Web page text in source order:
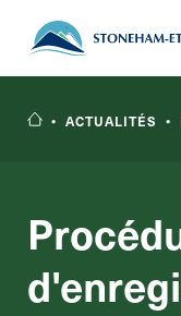
RECHERCHER
• ACTUALITÉS •